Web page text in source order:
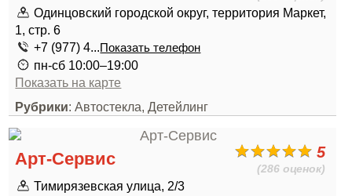
Одинцовский городской округ, территория Маркет,
1, стр. 6
+7 (977) 4...Показать телефон
пн-сб 10:00–19:00
Показать на карте
Рубрики: Автостекла, Детейлинг
5
(286 оценок)
Арт-Сервис
Тимирязевская улица, 2/3